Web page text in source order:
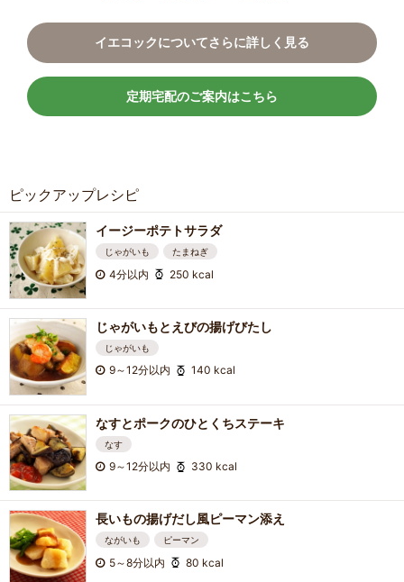
イエコックについてさらに詳しく見る
定期宅配のご案内はこちら
ピックアップレシピ
イージーポテトサラダ
じゃがいも たまねぎ
4分以内 250 kcal
じゃがいもとえびの揚げびたし
じゃがいも
9～12分以内 140 kcal
なすとポークのひとくちステーキ
なす
9～12分以内 330 kcal
長いもの揚げだし風ピーマン添え
ながいも ピーマン
5～8分以内 80 kcal